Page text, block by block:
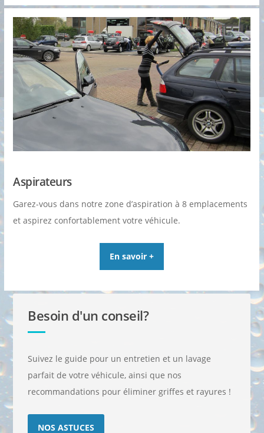
Aspirateurs
Garez-vous dans notre zone d’aspiration à 8 emplacements
et aspirez confortablement votre véhicule.
En savoir +
Besoin d'un conseil?
Suivez le guide pour un entretien et un lavage
parfait de votre véhicule, ainsi que nos
recommandations pour éliminer griffes et rayures !
NOS ASTUCES